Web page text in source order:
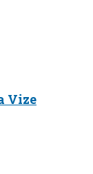
Vize